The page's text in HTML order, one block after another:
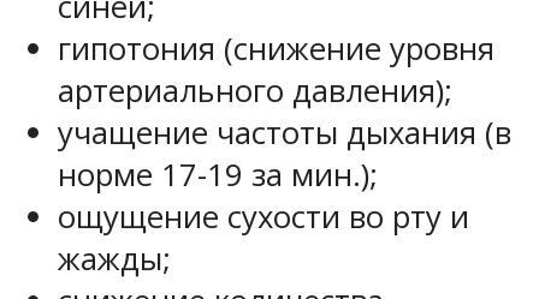
гипотония (снижение уровня
артериального давления);
учащение частоты дыхания (в
норме 17-19 за мин.);
ощущение сухости во рту и
жажды;